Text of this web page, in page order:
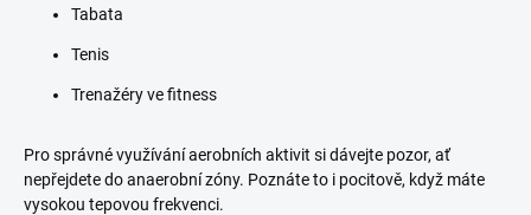
Tabata
Tenis
Trenažéry ve fitness
Pro správné využívání aerobních aktivit si dávejte pozor, ať
nepřejdete do anaerobní zóny. Poznáte to i pocitově, když máte
vysokou tepovou frekvenci.